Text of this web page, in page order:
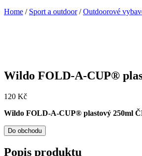
Home / Sport a outdoor/Outdoorové
Wildo FOLD-A-CUP®
120 Kč
Wildo FOLD-A-CUP® plastový 250ml
Do obchodu
Popis produktu